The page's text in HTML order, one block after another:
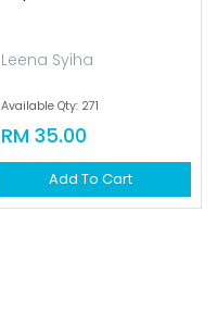
Leena Syiha
Available Qty: 271
RM 35.00
Add To Cart